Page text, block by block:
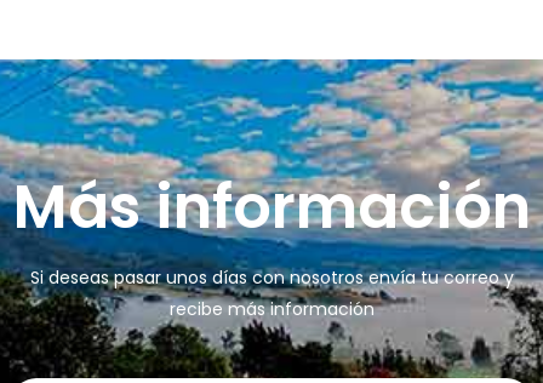
壯陽藥台灣購物
男人無法保持足夠的勃起時，不
讓自己變的自卑、不自信，很
況下，威而鋼枸櫞酸西地那
如何調理好陽痿，也是引發伴
盾的重大因素。嘗試以下7個技
犀利士壯陽藥線上購買
找出勃起功能障礙的原因你對陽
解的知識越多，恢復的情況就
容易。犀利士治療陽痿，其藥
使陰莖海綿體平滑肌放鬆，便
莖快速充血達到滿意的堅硬勃
Más información
Si deseas pasar unos días con nosotros envía tu correo y
recibe más información